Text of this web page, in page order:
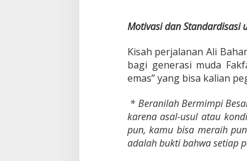
Motivasi dan Standardisasi
Kisah perjalanan Ali
bagi generasi muda
emas” yang bisa kalian
* Beranilah Bermimpi
karena asal-usul atau
pun, kamu bisa meraih
adalah bukti bahwa setiap